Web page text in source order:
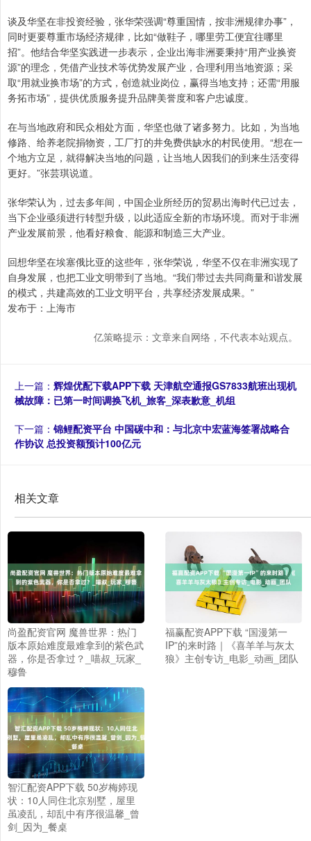
谈及华坚在非投资经验，张华荣强调“尊重国情，按非洲规律办事”，
同时更要尊重市场经济规律，比如“做鞋子，哪里劳工便宜往哪里
招”。他结合华坚实践进一步表示，企业出海非洲要秉持“用产业换资
源”的理念，凭借产业技术等优势发展产业，合理利用当地资源；采
取“用就业换市场”的方式，创造就业岗位，赢得当地支持；还需“用服
务拓市场”，提供优质服务提升品牌美誉度和客户忠诚度。
在与当地政府和民众相处方面，华坚也做了诸多努力。比如，为当地
修路、给养老院捐物资，工厂打的井免费供缺水的村民使用。“想在一
个地方立足，就得解决当地的问题，让当地人因我们的到来生活变得
更好。”张芸琪说道。
张华荣认为，过去多年间，中国企业所经历的贸易出海时代已过去，
当下企业亟须进行转型升级，以此适应全新的市场环境。而对于非洲
产业发展前景，他看好粮食、能源和制造三大产业。
回想华坚在埃塞俄比亚的这些年，张华荣说，华坚不仅在非洲实现了
自身发展，也把工业文明带到了当地。“我们带过去共同商量和谐发展
的模式，共建高效的工业文明平台，共享经济发展成果。”
发布于：上海市
亿策略提示：文章来自网络，不代表本站观点。
上一篇： 辉煌优配下载APP下载 天津航空通报GS7833航班出现机
械故障：已第一时间调换飞机_旅客_深表歉意_机组
下一篇： 锦鲤配资平台 中国碳中和：与北京中宏蓝海签署战略合
作协议 总投资额预计100亿元
相关文章
尚盈配资官网 魔兽世界：热门
版本原始难度最难拿到的紫色武
器，你是否拿过？_喵叔_玩家_
穆鲁
福赢配资APP下载 “国漫第一
IP”的来时路｜《喜羊羊与灰太
狼》主创专访_电影_动画_团队
智汇配资APP下载 50岁梅婷现
状：10人同住北京别墅，屋里
虽凌乱，却乱中有序很温馨_曾
剑_因为_餐桌